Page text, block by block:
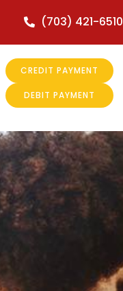
(703) 421-6510
CREDIT PAYMENT
DEBIT PAYMENT